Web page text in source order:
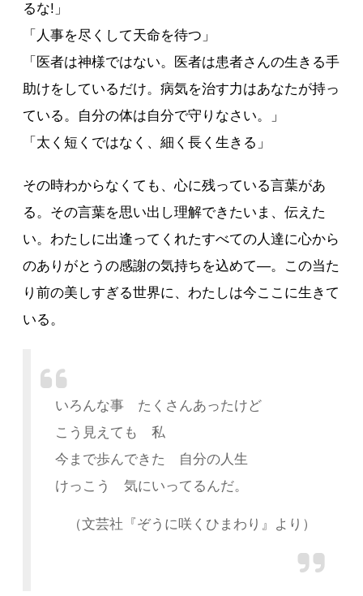
るな!」
「人事を尽くして天命を待つ」
「医者は神様ではない。医者は患者さんの生きる手
助けをしているだけ。病気を治す力はあなたが持っ
ている。自分の体は自分で守りなさい。」
「太く短くではなく、細く長く生きる」
その時わからなくても、心に残っている言葉があ
る。その言葉を思い出し理解できたいま、伝えた
い。わたしに出逢ってくれたすべての人達に心から
のありがとうの感謝の気持ちを込めて―。この当た
り前の美しすぎる世界に、わたしは今ここに生きて
いる。
いろんな事 たくさんあったけど
こう見えても 私
今まで歩んできた 自分の人生
けっこう 気にいってるんだ。
（文芸社『ぞうに咲くひまわり』より）